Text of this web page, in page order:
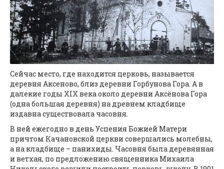
Сейчас место, где находится церковь, называется
деревня Аксеново, близ деревни Горбунова Гора. А в
далекие годы XIX века около деревни Аксёнова Гора
(одна большая деревня) на древнем кладбище
издавна существовала часовня.
В ней ежегодно в день Успения Божией Матери
причтом Качановской церкви совершались молебны,
а на кладбище – панихиды. Часовня была деревянная
и ветхая, по предложению священника Михаила